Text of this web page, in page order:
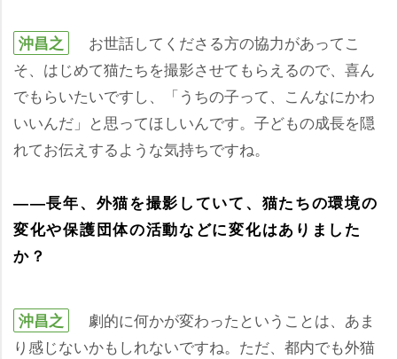
沖昌之
お世話してくださる方の協力があってこ
そ、はじめて猫たちを撮影させてもらえるので、喜ん
でもらいたいですし、「うちの子って、こんなにかわ
いいんだ」と思ってほしいんです。子どもの成長を隠
れてお伝えするような気持ちですね。
――長年、外猫を撮影していて、猫たちの環境の
変化や保護団体の活動などに変化はありました
か？
沖昌之
劇的に何かが変わったということは、あま
り感じないかもしれないですね。ただ、都内でも外猫